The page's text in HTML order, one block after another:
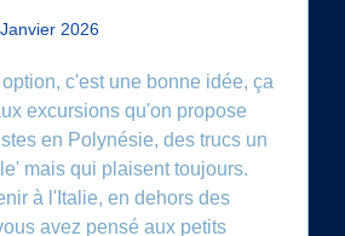
2026
c'est une bonne idée, ça
excursions qu'on propose
en Polynésie, des trucs un
mais qui plaisent toujours.
à l'Italie, en dehors des
avez pensé aux petits